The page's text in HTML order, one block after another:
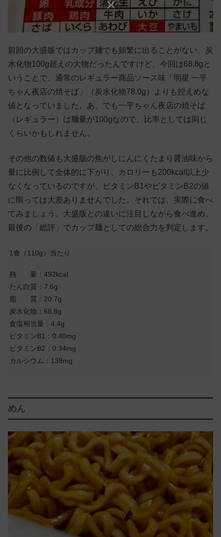
前回の大盛版ではカップ麺でも頻繁に出ることがない、炭
水化物100g超えの大物だったんですけど、今回は68.8gと
いうことで、通常のレギュラー商品ソース味「明星 一平
ちゃん夜店の焼そば」（炭水化物78.0g）よりも控えめな
値となっていました。あ、でも一平ちゃん夜店の焼そば
（レギュラー）は麺量が100gなので、比率としては同じ
くらいかもしれません。
その他の数値も大盛版の焦がしにんにくたまり醤油味から
量に比例して全体的に下がり、カロリーも200kcal以上少
なくなっているのですが、ビタミンB1やビタミンB2の値
に限っては大差ありませんでした。それでは、実際に食べ
てみましょう。大盛版との違いに注目しながら食べ進め、
最後の「総評」でカップ麺としての総合力を判定します。
1食（110g）当たり
熱 量：492kcal
たん白質：7.6g
脂 質：20.7g
炭水化物：68.8g
食塩相当量：4.4g
ビタミンB1：0.40mg
ビタミンB2：0.34mg
カルシウム：138mg
めん